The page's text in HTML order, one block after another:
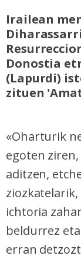
Irailean
Donostia
(Lapurdi)
zituen
«Oharturik
egoten
aditzen,
ichtoria
beldurrez
erran